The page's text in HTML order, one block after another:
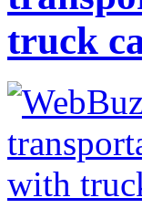
truck